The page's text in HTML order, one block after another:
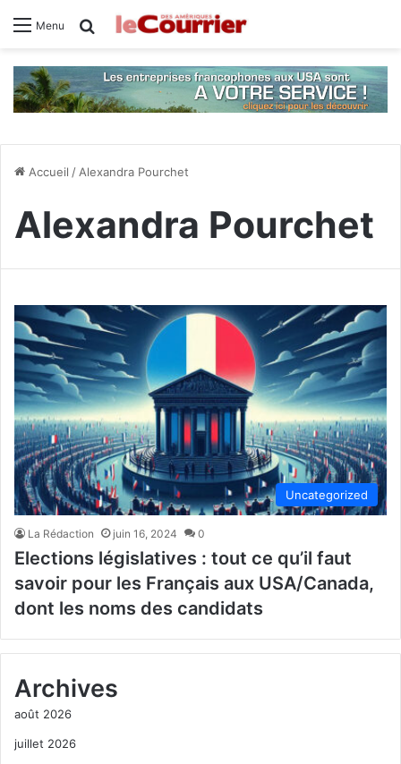
Menu Rechercher
Accueil / Alexandra Pourchet
Alexandra Pourchet
Uncategorized
La Rédaction juin 16, 2024 0
Elections législatives : tout ce qu’il faut
savoir pour les Français aux USA/Canada,
dont les noms des candidats
Archives
août 2026
juillet 2026